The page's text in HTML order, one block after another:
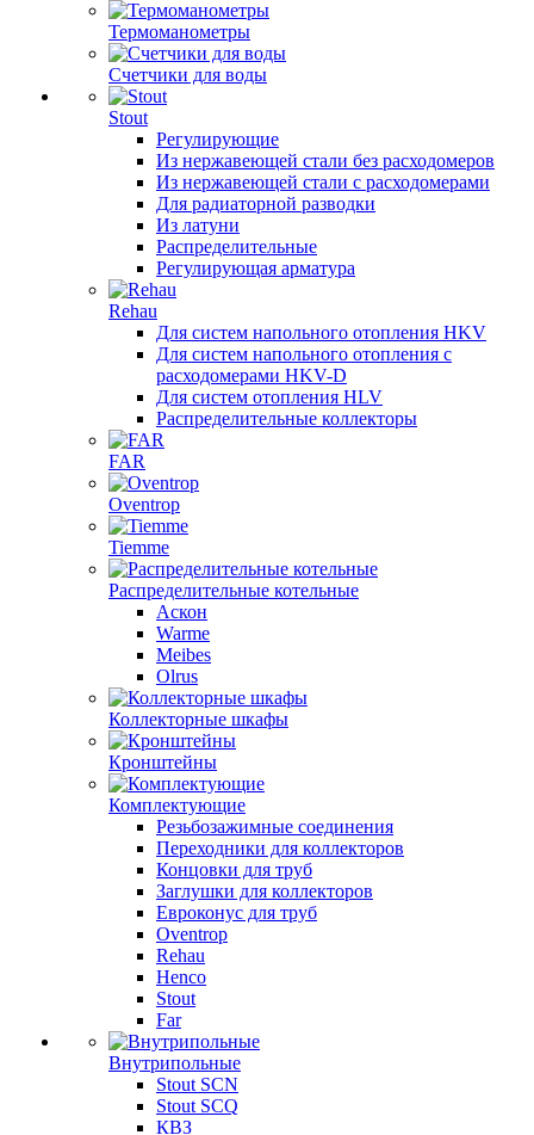
Термоманометры
Счетчики для воды
Stout
Регулирующие
Из нержавеющей стали без расходомеров
Из нержавеющей стали с расходомерами
Для радиаторной разводки
Из латуни
Распределительные
Регулирующая арматура
Rehau
Для систем напольного отопления HKV
Для систем напольного отопления с
расходомерами HKV-D
Для систем отопления HLV
Распределительные коллекторы
FAR
Oventrop
Tiemme
Распределительные котельные
Аскон
Warme
Meibes
Olrus
Коллекторные шкафы
Кронштейны
Комплектующие
Резьбозажимные соединения
Переходники для коллекторов
Концовки для труб
Заглушки для коллекторов
Евроконус для труб
Oventrop
Rehau
Henco
Stout
Far
Внутрипольные
Stout SCN
Stout SCQ
КВЗ